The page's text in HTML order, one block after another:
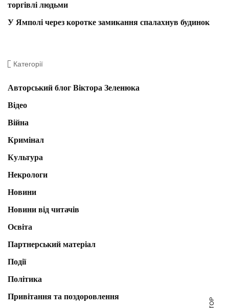
торгівлі людьми
У Ямполі через коротке замикання спалахнув будинок
Категорії
Авторський блог Віктора Зеленюка
Відео
Війна
Кримінал
Культура
Некрологи
Новини
Новини від читачів
Освіта
Партнерський матеріал
Події
Політика
Привітання та поздоровлення